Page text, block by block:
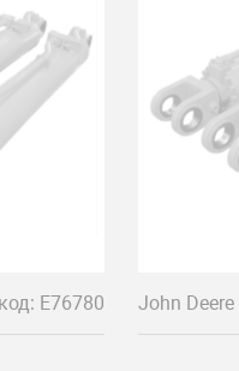
код: E76780 John Deere